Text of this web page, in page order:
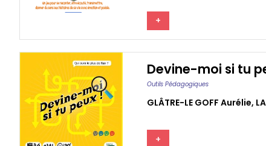
+
Devine-moi si tu
Outils Pédagogiques
GLÂTRE-LE GOFF Aurélie,
+